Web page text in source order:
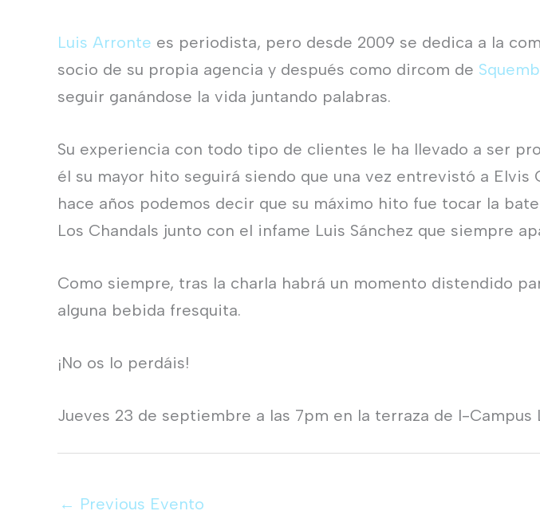
Luis Arronte es periodista, pero desde 2009 se dedica a la
socio de su propia agencia y después como dircom de
seguir ganándose la vida juntando palabras.
Su experiencia con todo tipo de clientes le ha llevado a ser
él su mayor hito seguirá siendo que una vez entrevistó a
hace años podemos decir que su máximo hito fue tocar la
Los Chandals junto con el infame Luis Sánchez que siempre
Como siempre, tras la charla habrá un momento distendido
alguna bebida fresquita.
¡No os lo perdáis!
Jueves 23 de septiembre a las 7pm en la terraza de I-Campus
← Previous Evento